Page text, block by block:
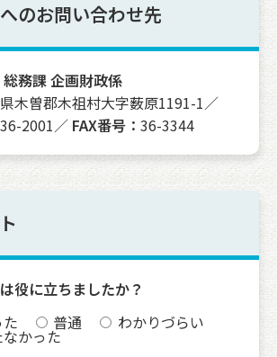
のお問い合わせ先
務課 企画財政係
木曽郡木祖村大字薮原1191-1／
36-2001／ FAX番号： 36-3344
役に立ちましたか？
普通 わかりづらい
かった